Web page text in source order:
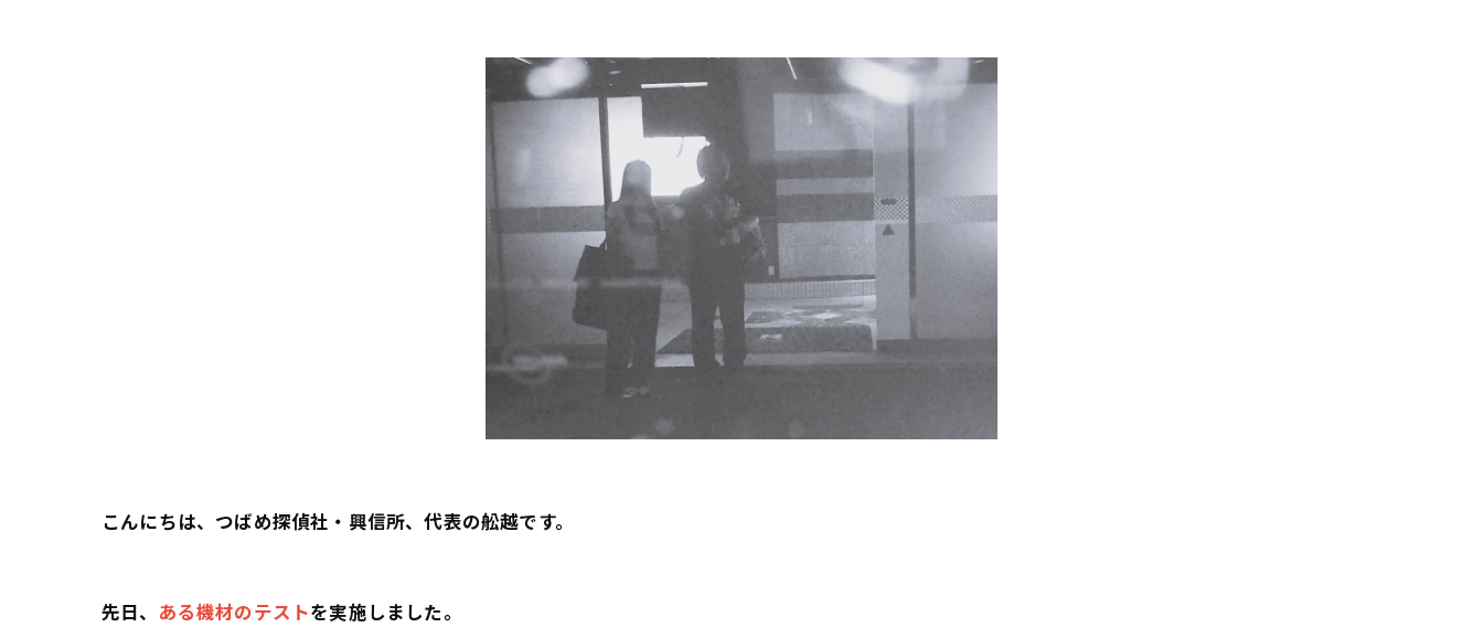
こんにちは、つばめ探偵社・興信所、代表の舩越です。
先日、 ある機材のテストを実施しました。